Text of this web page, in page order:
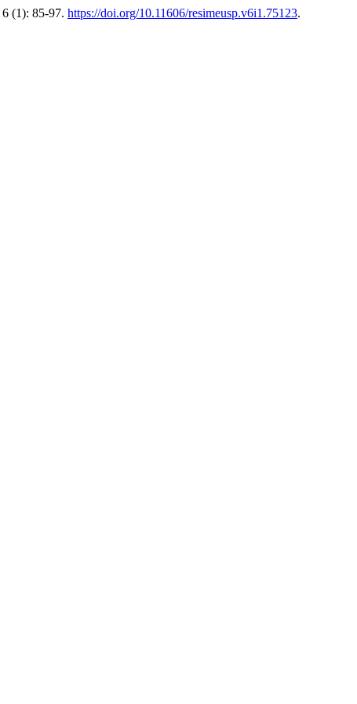
6 (1): 85-97. https://doi.org/10.11606/resimeusp.v6i1.75123.